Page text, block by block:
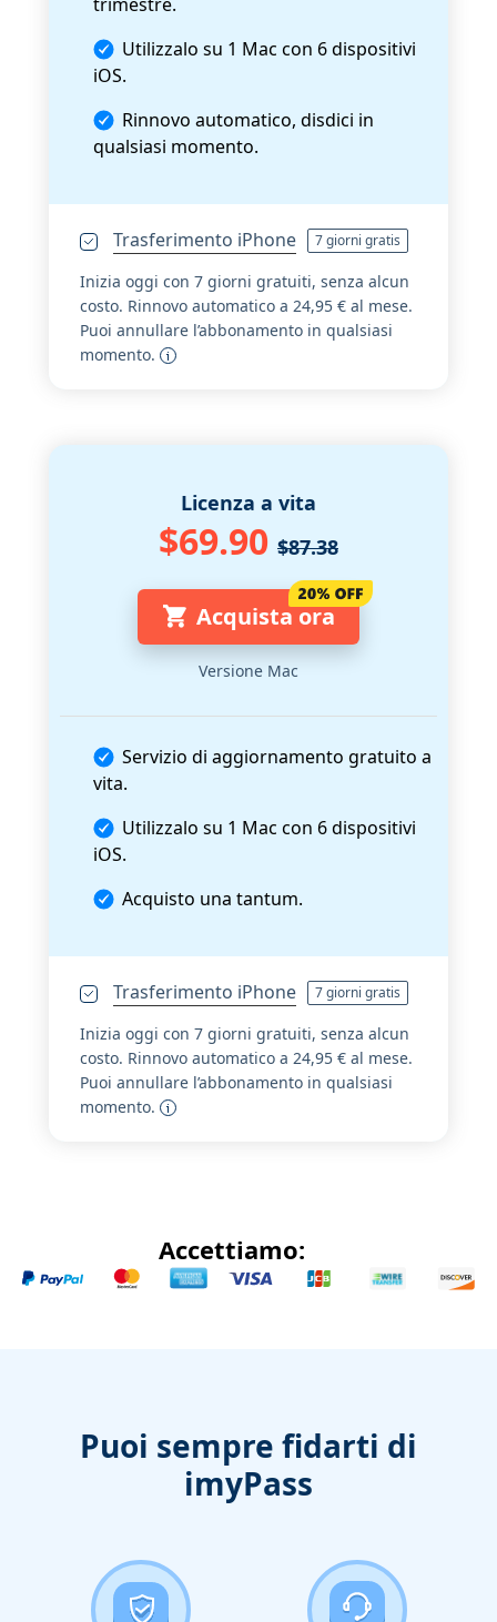
Utilizzalo su 1 Mac con 6 dispositivi
iOS.
Rinnovo automatico, disdici in
qualsiasi momento.
Trasferimento iPhone 7 giorni gratis
Inizia oggi con 7 giorni gratuiti, senza alcun
costo. Rinnovo automatico a 24,95 € al mese.
Puoi annullare l’abbonamento in qualsiasi
momento.
Licenza a vita
$69.90 $87.38
Acquista ora
Versione Mac
Servizio di aggiornamento gratuito a
vita.
Utilizzalo su 1 Mac con 6 dispositivi
iOS.
Acquisto una tantum.
Trasferimento iPhone 7 giorni gratis
Inizia oggi con 7 giorni gratuiti, senza alcun
costo. Rinnovo automatico a 24,95 € al mese.
Puoi annullare l’abbonamento in qualsiasi
momento.
Accettiamo:
Puoi sempre fidarti di
imyPass